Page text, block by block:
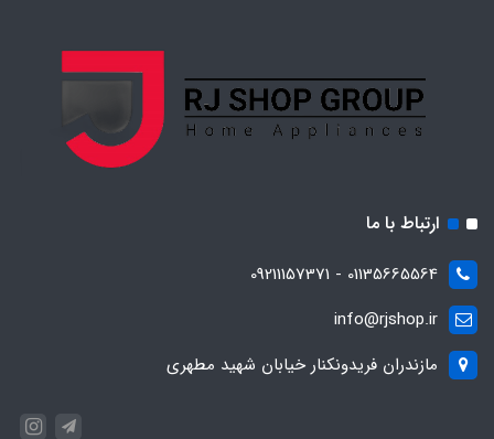
ارتباط با ما
01135665564 - 09211157371
info@rjshop.ir
مازندران فریدونکنار خیابان شهید مطهری